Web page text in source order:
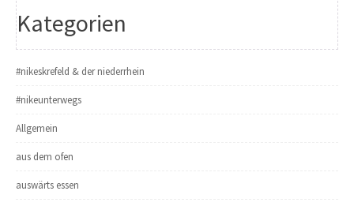
Kategorien
#nikeskrefeld & der niederrhein
#nikeunterwegs
Allgemein
aus dem ofen
auswärts essen